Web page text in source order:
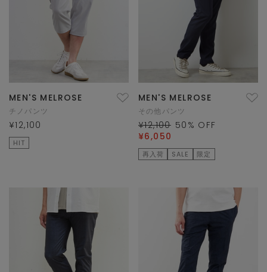
MEN'S MELROSE
チノパンツ
¥12,100
HIT
MEN'S MELROSE
その他パンツ
¥12,100 50 % OFF
¥6,050
再入荷 SALE 限定